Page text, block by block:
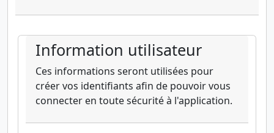
Information utilisateur
Ces informations seront utilisées pour
créer vos identifiants afin de pouvoir vous
connecter en toute sécurité à l'application.